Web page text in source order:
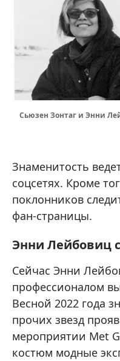
Сьюзен Зонтаг и Энни
Знаменитость
соцсетях. Кроме
поклонников
фан-страницы.
Энни Лейбовиц
Сейчас Энни
профессионалом
Весной 2022 года
прочих звезд
мероприятии Met
костюм модные